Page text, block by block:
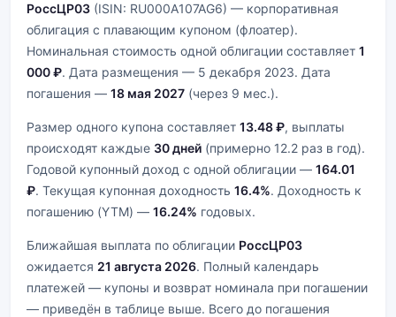
РоссЦP03 (ISIN: RU000A107AG6) — корпоративная
облигация с плавающим купоном (флоатер).
Номинальная стоимость одной облигации составляет 1
000 ₽. Дата размещения — 5 декабря 2023. Дата
погашения — 18 мая 2027 (через 9 мес.).
Размер одного купона составляет 13.48 ₽, выплаты
происходят каждые 30 дней (примерно 12.2 раз в год).
Годовой купонный доход с одной облигации — 164.01
₽. Текущая купонная доходность 16.4%. Доходность к
погашению (YTM) — 16.24% годовых.
Ближайшая выплата по облигации РоссЦP03
ожидается 21 августа 2026. Полный календарь
платежей — купоны и возврат номинала при погашении
— приведён в таблице выше. Всего до погашения